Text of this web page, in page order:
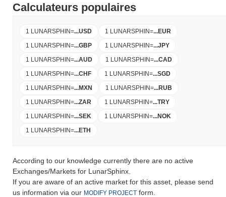
Calculateurs populaires
1 LUNARSPHIN=...USD 1 LUNARSPHIN=...EUR
1 LUNARSPHIN=...GBP 1 LUNARSPHIN=...JPY
1 LUNARSPHIN=...AUD 1 LUNARSPHIN=...CAD
1 LUNARSPHIN=...CHF 1 LUNARSPHIN=...SGD
1 LUNARSPHIN=...MXN 1 LUNARSPHIN=...RUB
1 LUNARSPHIN=...ZAR 1 LUNARSPHIN=...TRY
1 LUNARSPHIN=...SEK 1 LUNARSPHIN=...NOK
1 LUNARSPHIN=...ETH
According to our knowledge currently there are no active
Exchanges/Markets for LunarSphinx.
If you are aware of an active market for this asset, please send
us information via our MODIFY PROJECT form.